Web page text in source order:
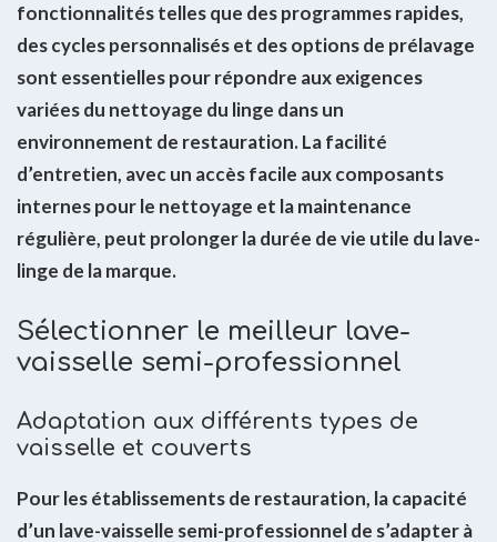
fonctionnalités telles que des programmes rapides,
des cycles personnalisés et des options de prélavage
sont essentielles pour répondre aux exigences
variées du nettoyage du linge dans un
environnement de restauration. La facilité
d’entretien, avec un accès facile aux composants
internes pour le nettoyage et la maintenance
régulière, peut prolonger la durée de vie utile du lave-
linge de la marque.
Sélectionner le meilleur lave-
vaisselle semi-professionnel
Adaptation aux différents types de
vaisselle et couverts
Pour les établissements de restauration, la capacité
d’un lave-vaisselle semi-professionnel de s’adapter à